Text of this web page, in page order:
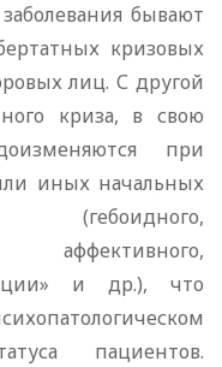
бывают
кризовых
лиц. С другой
криза, в свою
при
иных начальных
аффективного,
и др.), что
пациентов.